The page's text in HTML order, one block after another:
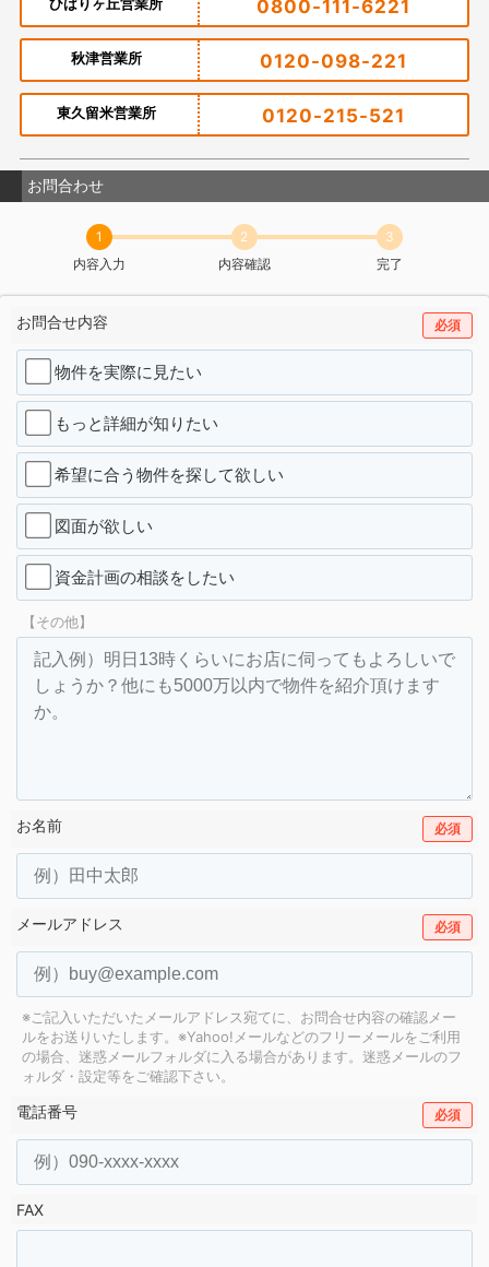
0800-111-6221
秋津営業所 0120-098-221
東久留米営業所 0120-215-521
お問合わせ
1
内容入力
2
内容確認
3
完了
お問合せ内容 必須
物件を実際に見たい
もっと詳細が知りたい
希望に合う物件を探して欲しい
図面が欲しい
資金計画の相談をしたい
【その他】
お名前 必須
メールアドレス 必須
※ご記入いただいたメールアドレス宛てに、お問合せ内容の確認メー
ルをお送りいたします。 ※Yahoo!メールなどのフリーメールをご利用
の場合、迷惑メールフォルダに入る場合があります。 迷惑メールのフ
ォルダ・設定等をご確認下さい。
電話番号 必須
FAX